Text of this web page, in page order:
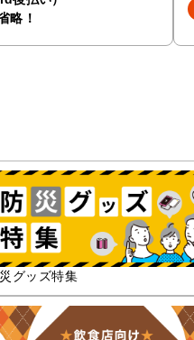
略！
グッズ特集